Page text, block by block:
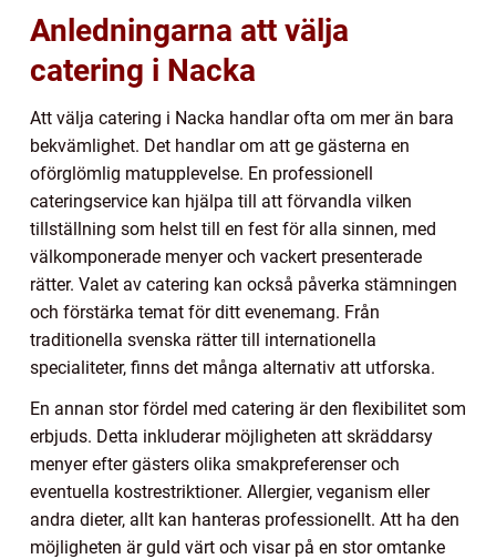
Anledningarna att välja
catering i Nacka
Att välja catering i Nacka handlar ofta om mer än bara
bekvämlighet. Det handlar om att ge gästerna en
oförglömlig matupplevelse. En professionell
cateringservice kan hjälpa till att förvandla vilken
tillställning som helst till en fest för alla sinnen, med
välkomponerade menyer och vackert presenterade
rätter. Valet av catering kan också påverka stämningen
och förstärka temat för ditt evenemang. Från
traditionella svenska rätter till internationella
specialiteter, finns det många alternativ att utforska.
En annan stor fördel med catering är den flexibilitet som
erbjuds. Detta inkluderar möjligheten att skräddarsy
menyer efter gästers olika smakpreferenser och
eventuella kostrestriktioner. Allergier, veganism eller
andra dieter, allt kan hanteras professionellt. Att ha den
möjligheten är guld värt och visar på en stor omtanke